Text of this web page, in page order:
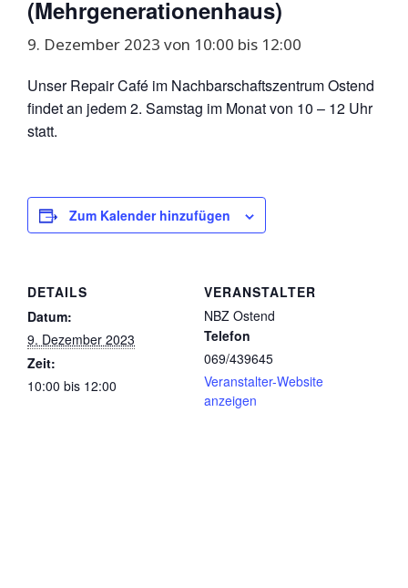
(Mehrgenerationenhaus)
9. Dezember 2023 von 10:00 bis 12:00
Unser Repair Café im Nachbarschaftszentrum Ostend
findet an jedem 2. Samstag im Monat von 10 – 12 Uhr
statt.
Zum Kalender hinzufügen
DETAILS
Datum:
9. Dezember 2023
Zeit:
10:00 bis 12:00
VERANSTALTER
NBZ Ostend
Telefon
069/439645
Veranstalter-Website
anzeigen